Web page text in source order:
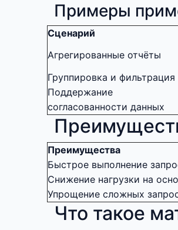
Примеры
Сценарий
Агрегированные отчёты
Группировка и фильтрация
Поддержание
согласованности данных
Преимущества
Быстрое выполнение
Снижение нагрузки на
Упрощение сложных
Что такое